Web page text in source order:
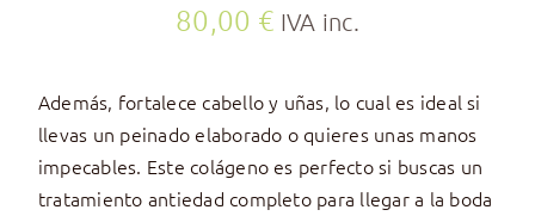
80,00 € IVA inc.
Además, fortalece cabello y uñas, lo cual es ideal si
llevas un peinado elaborado o quieres unas manos
impecables. Este colágeno es perfecto si buscas un
tratamiento antiedad completo para llegar a la boda